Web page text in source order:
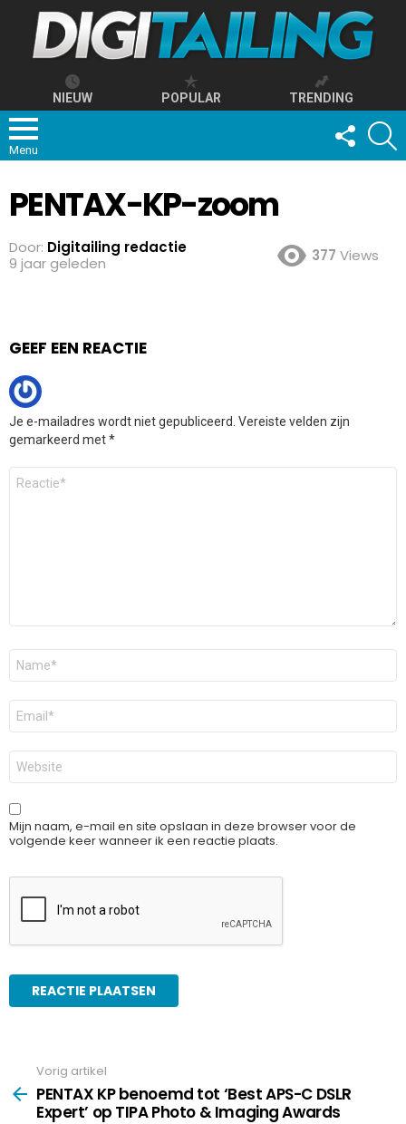
NIEUW POPULAR TRENDING
Menu
FOLLOW
US
PENTAX-KP-zoom
Door: Digitailing redactie
9 jaar geleden
377 Views
GEEF EEN REACTIE
Je e-mailadres wordt niet gepubliceerd. Vereiste velden zijn
gemarkeerd met*
Reactie
Naam
E-
mail
*
Site
Mijn naam, e-mail en site opslaan in deze browser voor de
volgende keer wanneer ik een reactie plaats.
more
Vorig artikel
PENTAX KP benoemd tot ‘Best APS-C DSLR
Expert’ op TIPA Photo & Imaging Awards